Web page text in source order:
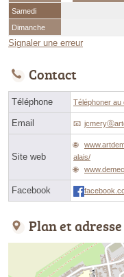
Samedi
Dimanche
Signaler une erreur
Contact
Téléphone Téléphoner au
Email
Site web
alais/
Facebook
Plan et adresse